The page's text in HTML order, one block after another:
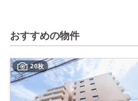
おすすめの物件
20枚